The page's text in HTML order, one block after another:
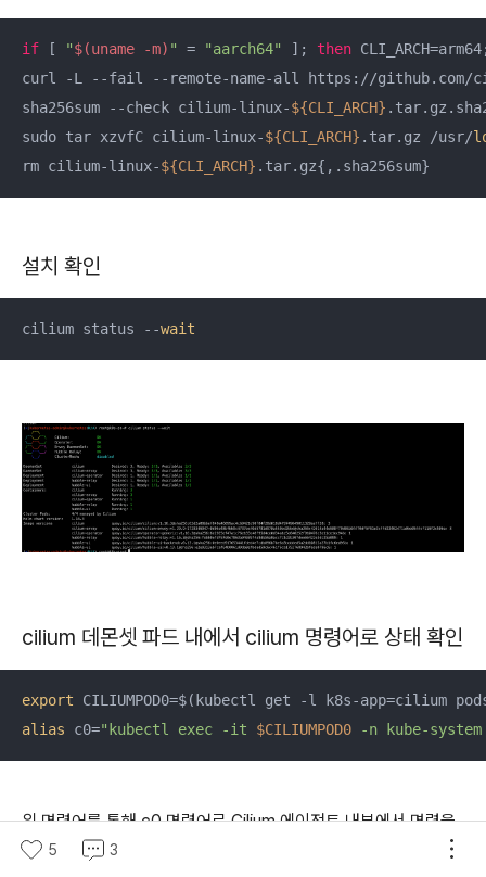
if [ "$(uname -m) " = "aarch64" ]; then
curl -L --fail --remote-name-all https://github.com/
sha256sum --check cilium-linux-${CLI_ARCH}
sudo tar xzvfC cilium-linux-${CLI_ARCH} .tar.gz /usr/
rm cilium-linux-${CLI_ARCH} .tar.gz{,.sha256sum}
설치 확인
cilium status --wait
cilium 데몬셋 파드 내에서 cilium 명령어로 상태 확인
export CILIUMPOD0=$(kubectl get -l k8s-app=cilium
alias c0="kubectl exec -it $CILIUMPOD0 -n kube-
위 명령어를 통해 c0 명령어로 Cilium 에이전트 내부에서 명령을
빠르게 실행할 수 있도록 설정합니다.
5 3